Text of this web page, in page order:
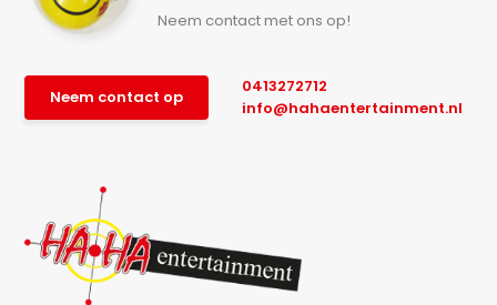
Neem contact met ons op!
Neem contact op
0413272712
info@hahaentertainment.nl